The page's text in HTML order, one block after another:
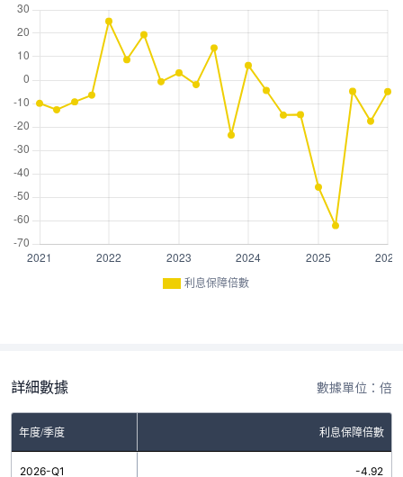
利息保障倍數
詳細數據 數據單位：倍
年度/季度 利息保障倍數
2026-Q1 -4.92